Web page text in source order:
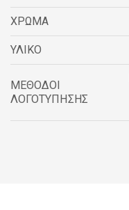
ΧΡΩΜΑ
ΥΛΙΚΟ
ΜΕΘΟΔΟΙ
ΛΟΓΟΤΥΠΗΣΗΣ